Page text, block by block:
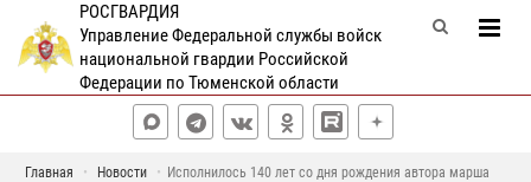
РОСГВАРДИЯ
Управление Федеральной службы войск
национальной гвардии Российской
Федерации по Тюменской области
Главная Новости
Исполнилось 140 лет со дня рождения автора марша